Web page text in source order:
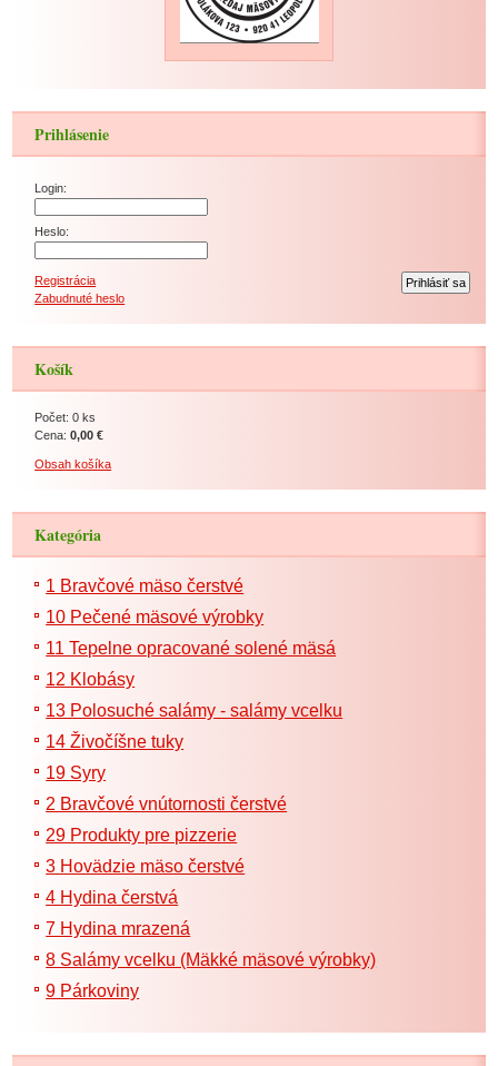
Prihlásenie
Login:
Heslo:
Registrácia
Zabudnuté heslo
Košík
Počet: 0 ks
Cena:0,00 €
Obsah košíka
Kategória
1 Bravčové mäso čerstvé
10 Pečené mäsové výrobky
11 Tepelne opracované solené mäsá
12 Klobásy
13 Polosuché salámy - salámy vcelku
14 Živočíšne tuky
19 Syry
2 Bravčové vnútornosti čerstvé
29 Produkty pre pizzerie
3 Hovädzie mäso čerstvé
4 Hydina čerstvá
7 Hydina mrazená
8 Salámy vcelku (Mäkké mäsové výrobky)
9 Párkoviny